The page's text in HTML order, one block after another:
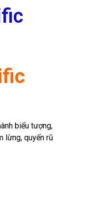
biểu tượng,
lừng, quyến rũ